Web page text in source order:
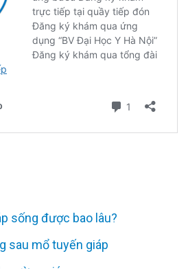
sống được bao lâu?
sau mổ tuyến giáp